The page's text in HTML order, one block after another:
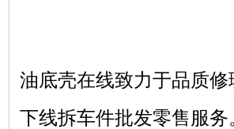
油底壳在线致力于品质
下线拆车件批发零售服务